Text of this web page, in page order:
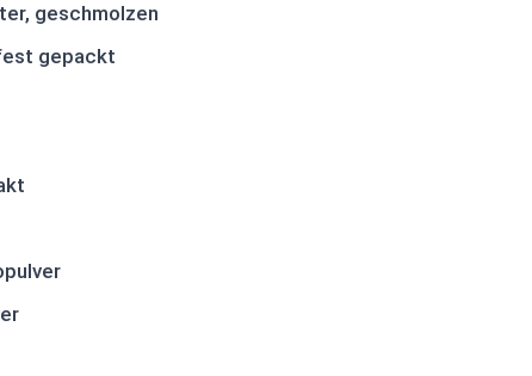
geschmolzen
gepackt